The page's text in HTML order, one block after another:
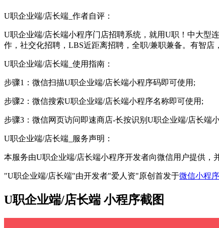
U职企业端/店长端_作者自评：
U职企业端/店长端小程序门店招聘系统，就用U职！中大型
作，社交化招聘，LBS近距离招聘，全职/兼职兼备。有智店
U职企业端/店长端_使用指南：
步骤1：微信扫描U职企业端/店长端小程序码即可使用;
步骤2：微信搜索U职企业端/店长端小程序名称即可使用;
步骤3：微信网页访问即速商店-长按识别U职企业端/店长端
U职企业端/店长端_服务声明：
本服务由U职企业端/店长端小程序开发者向微信用户提供，
"U职企业端/店长端"由开发者"爱人资"原创首发于微信小程序
U职企业端/店长端 小程序截图